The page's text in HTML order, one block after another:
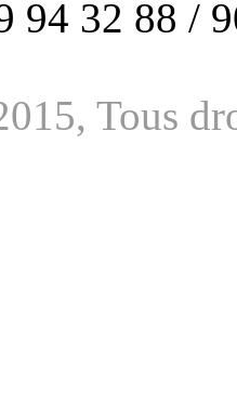
94 32 88 /
Tous